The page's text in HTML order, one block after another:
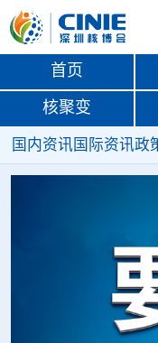
首页
核聚变
国内资讯 国际资讯政